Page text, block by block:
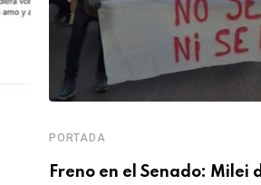
PORTADA
Freno en el Senado: Milei